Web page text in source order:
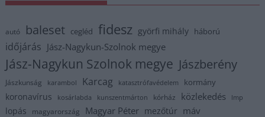
autó baleset cegléd fidesz györfi mihály háború
időjárás Jász-Nagykun-Szolnok megye
Jász-Nagykun Szolnok megye Jászberény
Jászkunság karambol Karcag katasztrófavédelem kormány
koronavírus kosárlabda kunszentmárton kórház közlekedés lmp
lopás magyarország Magyar Péter mezőtúr máv